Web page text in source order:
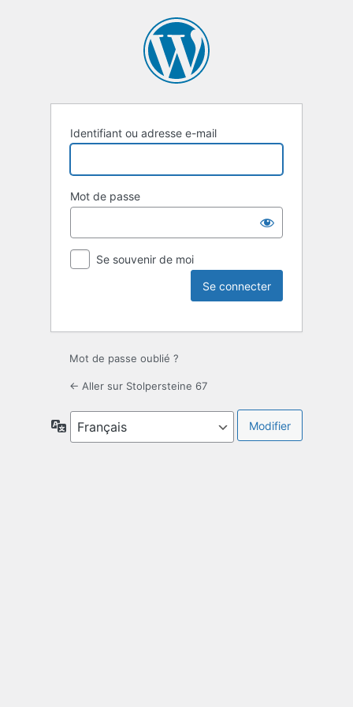
Identifiant ou adresse e-mail
Mot de passe
Se souvenir de moi
Mot de passe oublié ?
← Aller sur Stolpersteine 67
Langue